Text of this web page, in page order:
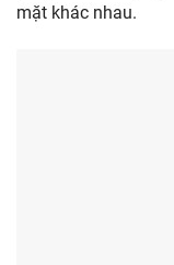
mặt khác nhau.